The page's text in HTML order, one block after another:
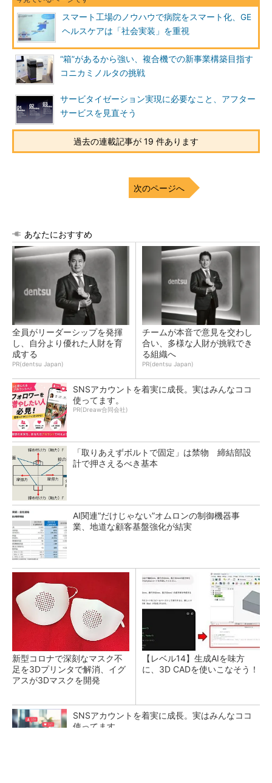
スマート工場のノウハウで病院をスマート化、GE
ヘルスケアは「社会実装」を重視
“箱”があるから強い、複合機での新事業構築目指す
コニカミノルタの挑戦
サービタイゼーション実現に必要なこと、アフター
サービスを見直そう
過去の連載記事が 19 件あります
次のページへ
あなたにおすすめ
全員がリーダーシップを発揮
し、自分より優れた人財を育
成する
PR(dentsu Japan)
チームが本音で意見を交わし
合い、多様な人財が挑戦でき
る組織へ
PR(dentsu Japan)
SNSアカウントを着実に成長。実はみんなココ
使ってます。
PR(Dreaw合同会社)
「取りあえずボルトで固定」は禁物 締結部設
計で押さえるべき基本
AI関連“だけじゃない”オムロンの制御機器事
業、地道な顧客基盤強化が結実
新型コロナで深刻なマスク不
足を3Dプリンタで解消、イグ
アスが3Dマスクを開発
【レベル14】生成AIを味方
に、3D CADを使いこなそう！
SNSアカウントを着実に成長。実はみんなココ
使ってます。